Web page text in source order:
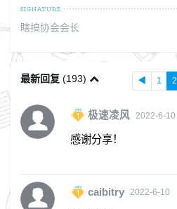
瞎搞协会会长
最新回复 (193) ◀ 1 2
极速凌风 2022-6-10
感谢分享！
caibitry 2022-6-10